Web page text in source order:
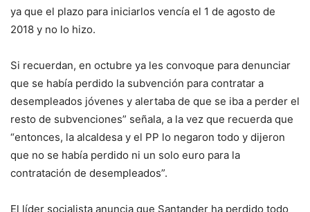
ya que el plazo para iniciarlos vencía el 1 de agosto de
2018 y no lo hizo.
Si recuerdan, en octubre ya les convoque para denunciar
que se había perdido la subvención para contratar a
desempleados jóvenes y alertaba de que se iba a perder el
resto de subvenciones” señala, a la vez que recuerda que
“entonces, la alcaldesa y el PP lo negaron todo y dijeron
que no se había perdido ni un solo euro para la
contratación de desempleados”.
El líder socialista anuncia que Santander ha perdido todo